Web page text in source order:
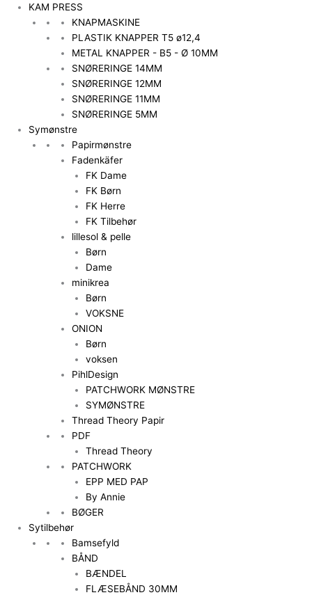
KAM PRESS
KNAPMASKINE
PLASTIK KNAPPER T5 ø12,4
METAL KNAPPER - B5 - Ø 10MM
SNØRERINGE 14MM
SNØRERINGE 12MM
SNØRERINGE 11MM
SNØRERINGE 5MM
Symønstre
Papirmønstre
Fadenkäfer
FK Dame
FK Børn
FK Herre
FK Tilbehør
lillesol & pelle
Børn
Dame
minikrea
Børn
VOKSNE
ONION
Børn
voksen
PihlDesign
PATCHWORK MØNSTRE
SYMØNSTRE
Thread Theory Papir
PDF
Thread Theory
PATCHWORK
EPP MED PAP
By Annie
BØGER
Sytilbehør
Bamsefyld
BÅND
BÆNDEL
FLÆSEBÅND 30MM